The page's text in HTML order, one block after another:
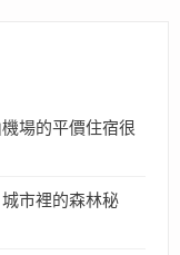
場的平價住宿很
市裡的森林秘